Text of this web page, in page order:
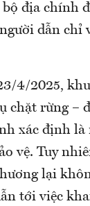
địa chính
dẫn chỉ
4/2025,
chặt rừng –
xác định là
vệ. Tuy
lại
tới việc